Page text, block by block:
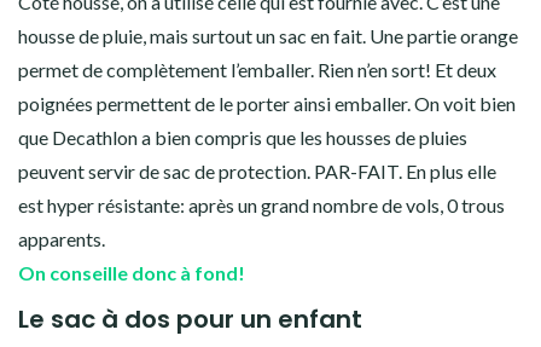
housse de pluie, mais surtout un sac en fait. Une partie orange
permet de complètement l’emballer. Rien n’en sort! Et deux
poignées permettent de le porter ainsi emballer. On voit bien
que Decathlon a bien compris que les housses de pluies
peuvent servir de sac de protection. PAR-FAIT. En plus elle
est hyper résistante: après un grand nombre de vols, 0 trous
apparents.
On conseille donc à fond!
Le sac à dos pour un enfant